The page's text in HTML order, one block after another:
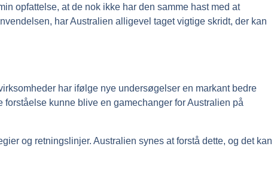
opfattelse, at de nok ikke har den samme hast med at
har Australien alligevel taget vigtige skridt, der kan
har ifølge nye undersøgelser en markant bedre
kunne blive en gamechanger for Australien på
og retningslinjer. Australien synes at forstå dette, og det kan